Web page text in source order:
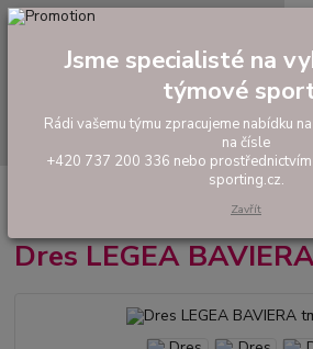
tel: +420 737 200 336
Tréninkové oblečení
Dres LEGEA
Jsme specialisté na
týmové
Rádi vašemu týmu zpracujeme nabídku
na čísle
+420 737 200 336 nebo
sporting.cz.
Zavřít